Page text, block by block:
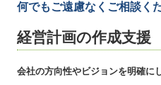
お問い合わせ
お役立ち情報
セミナー案内
何でもご遠慮なくご相談く
経営計画の作成支援
会社の方向性やビジョンを明確に